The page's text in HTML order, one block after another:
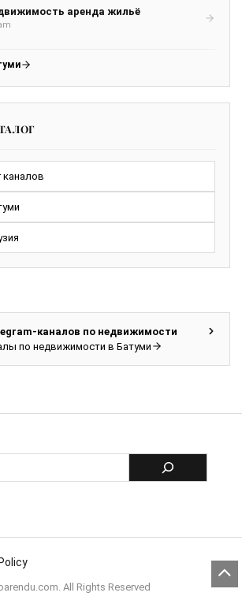
аренда жильё
каналов
каналов по недвижимости
по недвижимости в Батуми
All Rights Reserved